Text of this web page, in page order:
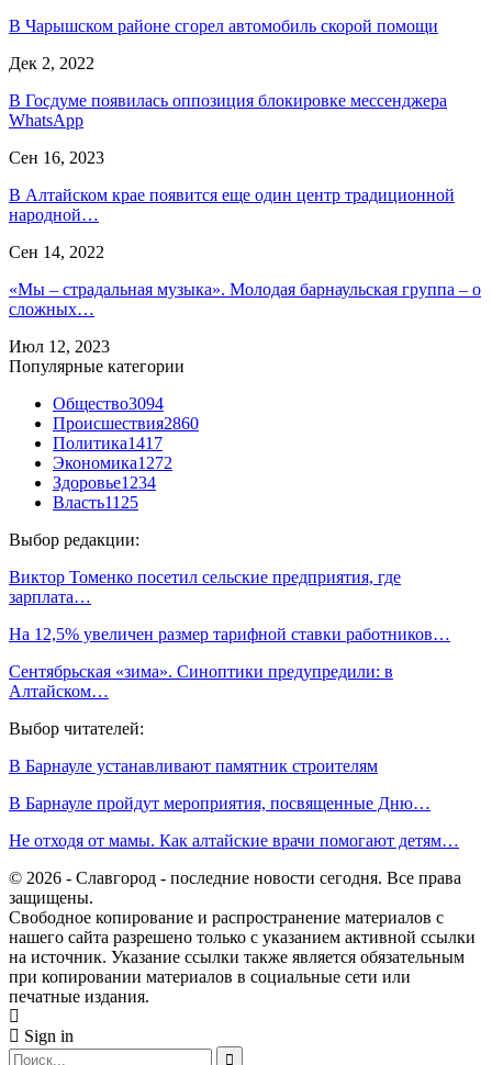
В Чарышском районе сгорел автомобиль скорой помощи
Дек 2, 2022
В Госдуме появилась оппозиция блокировке мессенджера
WhatsApp
Сен 16, 2023
В Алтайском крае появится еще один центр традиционной
народной…
Сен 14, 2022
«Мы – страдальная музыка». Молодая барнаульская группа – о
сложных…
Июл 12, 2023
Популярные категории
Общество3094
Происшествия2860
Политика1417
Экономика1272
Здоровье1234
Власть1125
Выбор редакции:
Виктор Томенко посетил сельские предприятия, где
зарплата…
На 12,5% увеличен размер тарифной ставки работников…
Сентябрьская «зима». Синоптики предупредили: в
Алтайском…
Выбор читателей:
В Барнауле устанавливают памятник строителям
В Барнауле пройдут мероприятия, посвященные Дню…
Не отходя от мамы. Как алтайские врачи помогают детям…
© 2026 - Славгород - последние новости сегодня. Все права
защищены.
Свободное копирование и распространение материалов с
нашего сайта разрешено только с указанием активной ссылки
на источник. Указание ссылки также является обязательным
при копировании материалов в социальные сети или
печатные издания.
Sign in